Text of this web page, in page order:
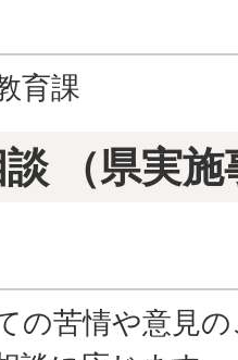
育課
（県実施
の苦情や意見